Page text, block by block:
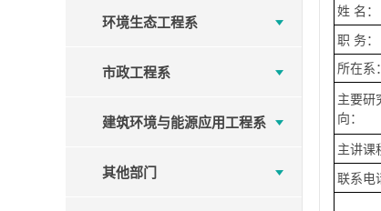
环境生态工程系
市政工程系
建筑环境与能源应用工程系
其他部门
姓 名：
职 务：
所在系：
主要研
向：
主讲课
联系电